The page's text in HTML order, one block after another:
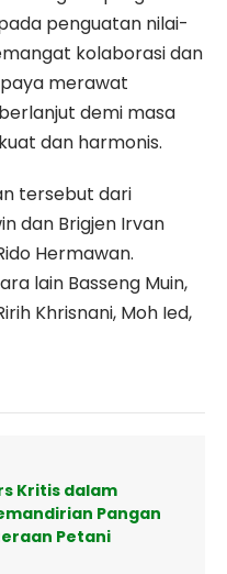
penguatan nilai-
kolaborasi dan
merawat
demi masa
dan harmonis.
tersebut dari
dan Brigjen Irvan
Hermawan.
lain Basseng Muin,
Khrisnani, Moh Ied,
Kritis dalam
Pangan
Petani